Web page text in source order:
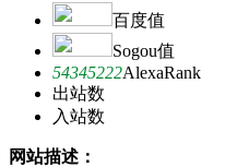
百度值
Sogou值
54345222AlexaRank
出站数
入站数
网站描述：